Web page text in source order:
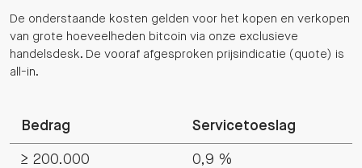
De onderstaande kosten gelden voor het kopen en verkopen
van grote hoeveelheden bitcoin via onze exclusieve
handelsdesk. De vooraf afgesproken prijsindicatie (quote) is
all-in.
Bedrag Servicetoeslag
≥ 200.000 0,9 %